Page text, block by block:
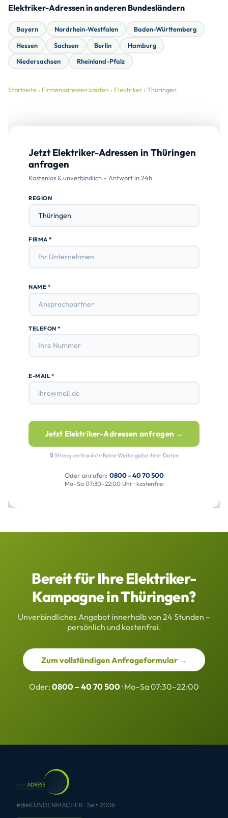
Elektriker-Adressen in anderen Bundesländern
Bayern Nordrhein-Westfalen
Baden-Württemberg
Hessen
Sachsen Berlin
Hamburg
Niedersachsen
Rheinland-Pfalz
Startseite › Firmenadressen kaufen › Elektriker › Thüringen
Jetzt Elektriker-Adressen in Thüringen
anfragen
Kostenlos & unverbindlich – Antwort in 24h
REGION
FIRMA *
NAME *
TELEFON *
E-MAIL *
Jetzt Elektriker-Adressen anfragen →
🔒 Streng vertraulich · Keine Weitergabe Ihrer Daten
Oder anrufen: 0800 – 40 70 500
Mo–Sa 07:30–22:00 Uhr · kostenfrei
Bereit für Ihre Elektriker-
Kampagne in Thüringen?
Unverbindliches Angebot innerhalb von 24 Stunden –
persönlich und kostenfrei.
Zum vollständigen Anfrageformular →
Oder: 0800 – 40 70 500· Mo–Sa 07:30–22:00
#dieKUNDENMACHER · Seit 2006